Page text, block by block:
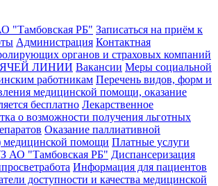
"Тамбовская РБ" Записаться на приём к
Администрация Контактная
органов и страховых компаний
ЛИНИИ Вакансии Меры социальной
работникам Перечень видов, форм и
медицинской помощи, оказание
бесплатно Лекарственное
о возможности получения льготных
Оказание паллиативной
медицинской помощи Платные услуги
АО "Тамбовская РБ" Диспансеризация
Информация для пациентов
доступности и качества медицинской